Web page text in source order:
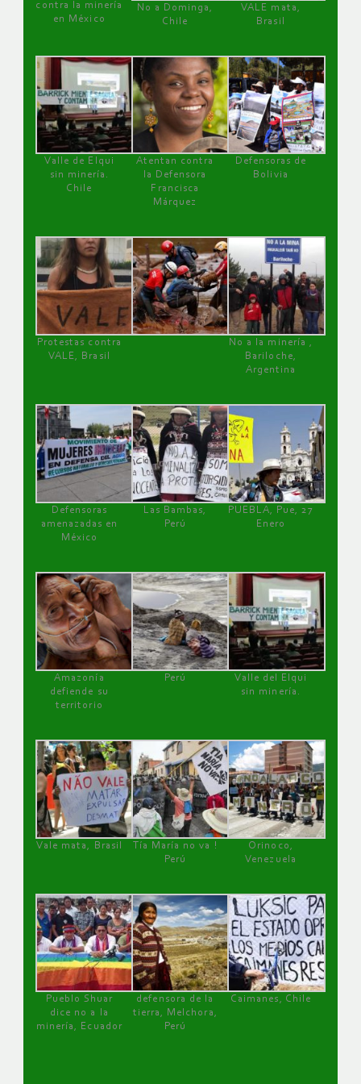
contra la minería
en México
No a Dominga,
Chile
VALE mata,
Brasil
Valle de Elqui
sin minería.
Chile
Atentan contra
la Defensora
Francisca
Márquez
Defensoras de
Bolivia
Protestas contra
VALE, Brasil
No a la minería ,
Bariloche,
Argentina
Defensoras
amenazadas en
México
Las Bambas,
Perú
PUEBLA, Pue, 27
Enero
Amazonía
defiende su
territorio
Perú
Valle del Elqui
sin minería.
Vale mata, Brasil
Tía María no va !
Perú
Orinoco,
Venezuela
Pueblo Shuar
dice no a la
minería, Ecuador
defensora de la
tierra, Melchora,
Perú
Caimanes, Chile